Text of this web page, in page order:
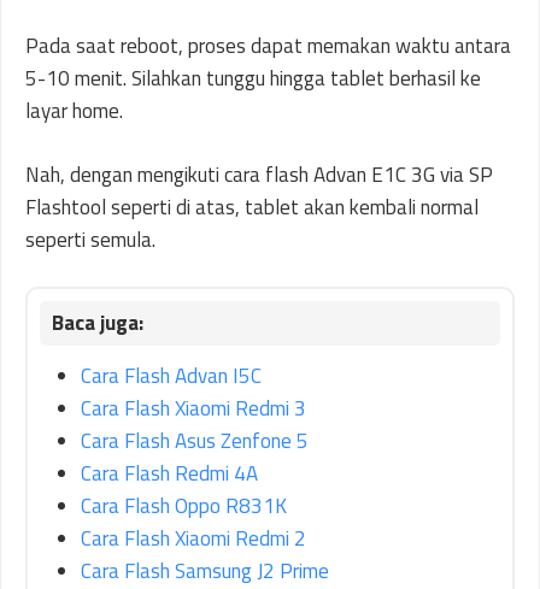
Pada saat reboot, proses dapat memakan waktu antara
5-10 menit. Silahkan tunggu hingga tablet berhasil ke
layar home.
Nah, dengan mengikuti cara flash Advan E1C 3G via SP
Flashtool seperti di atas, tablet akan kembali normal
seperti semula.
Cara Flash Advan I5C
Cara Flash Xiaomi Redmi 3
Cara Flash Asus Zenfone 5
Cara Flash Redmi 4A
Cara Flash Oppo R831K
Cara Flash Xiaomi Redmi 2
Cara Flash Samsung J2 Prime